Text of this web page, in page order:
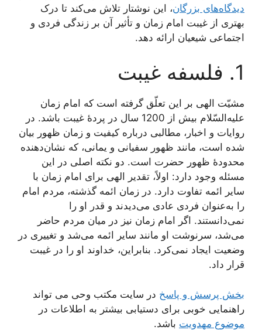
دیدگاه‌های بزرگان، این نوشتار تلاش می‌کند تا درک
بهتری از غیبت امام زمان و تأثیر آن بر زندگی فردی و
اجتماعی شیعیان ارائه دهد.
1. فلسفه غیبت
مشیّت الهی بر این تعلّق گرفته است که امام زمان
علیه‌السّلام بیش از 1200 سال در پردۀ غیبت باشد. در
روایات و اخبار، مطالبی درباره کیفیت و زمان ظهور بیان
شده است، مانند ظهور سفیانی و یمانی، که نشان‌دهنده
محدودۀ ظهور حضرت است. دو نکته اصلی در این
مسئله وجود دارد: اولاً، تقدیر الهی برای امام زمان با
سایر ائمه تفاوت دارد. در زمان ائمه گذشته، مردم امام
را به‌عنوان فردی عادی می‌دیدند و قدر او را
نمی‌دانستند. اگر امام زمان نیز در میان مردم حاضر
می‌شد، سرنوشت او مانند سایر ائمه می‌شد و تغییری در
وضعیت ایجاد نمی‌کرد. بنابراین، خداوند او را در غیبت
قرار داد.
بخش پرسش و پاسخ در سایت مکتب وحی می ‌تواند
راهنمایی خوبی برای دستیابی بیشتر به اطلاعات در
موضوع مهدویت باشد.